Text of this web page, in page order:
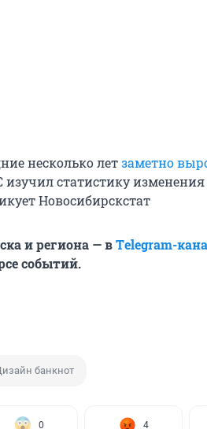
несколько летзаметно
статистику изменения
Новосибирскстат
и региона — вТelegram-
событий.
банкнот
0 4